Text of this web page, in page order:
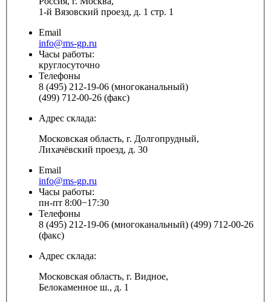
1-й Вязовский проезд, д. 1 стр. 1
Email
info@ms-gp.ru
Часы работы:
круглосуточно
Телефоны
8 (495) 212-19-06 (многоканальный)
(499) 712-00-26 (факс)
Адрес склада:
Московская область, г. Долгопрудный,
Лихачёвский проезд, д. 30
Email
info@ms-gp.ru
Часы работы:
пн-пт 8:00−17:30
Телефоны
8 (495) 212-19-06 (многоканальный) (499) 712-00-26
(факс)
Адрес склада:
Московская область, г. Видное,
Белокаменное ш., д. 1